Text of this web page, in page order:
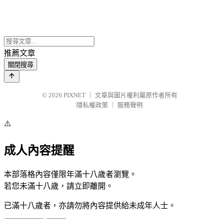
推薦文章
關閉搜尋
© 2026 PIXNET
文章與圖片權利屬原作者所有
隱私權政策
服務聲明
⚠️
成人內容提醒
本部落格內容僅限年滿十八歲者瀏覽。
若您未滿十八歲，請立即離開。
已滿十八歲者，亦請勿將內容提供給未成年人士。